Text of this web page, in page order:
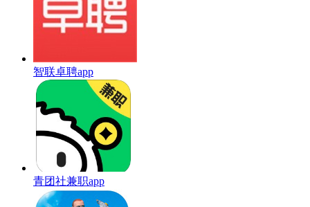
智联卓聘app
青团社兼职app